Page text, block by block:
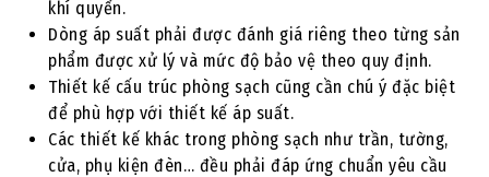
khí quyển.
Dòng áp suất phải được đánh giá riêng theo từng sản
phẩm được xử lý và mức độ bảo vệ theo quy định.
Thiết kế cấu trúc phòng sạch cũng cần chú ý đặc biệt
để phù hợp với thiết kế áp suất.
Các thiết kế khác trong phòng sạch như trần, tường,
cửa, phụ kiện đèn… đều phải đáp ứng chuẩn yêu cầu